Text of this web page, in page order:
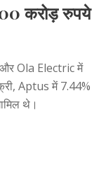
करोड़ रुपये
Ola Electric में
Aptus में 7.44%
थे।